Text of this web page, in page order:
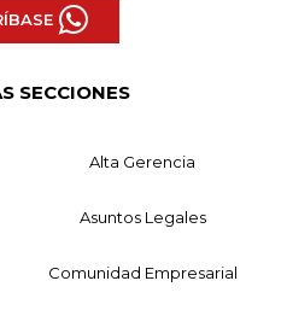
SECCIONES
Alta Gerencia
Asuntos Legales
Comunidad Empresarial